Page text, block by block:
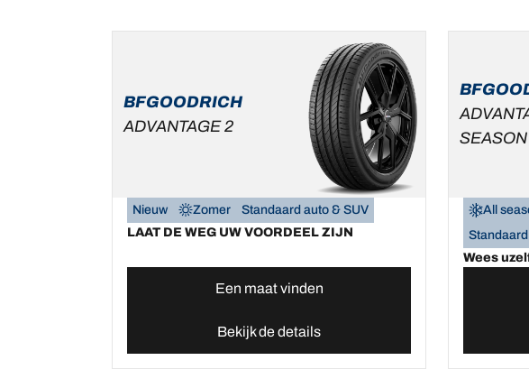
BFGOODRICH
ADVANTAGE 2
Nieuw Zomer
Standaard auto & SUV
LAAT DE WEG UW VOORDEEL ZIJN
Een maat vinden
Bekijk de details
SEASON
All
Wees